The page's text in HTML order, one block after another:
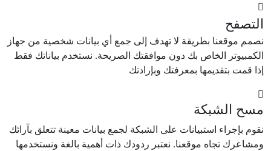
التصفح
نصمم موقعنا بطريقة لا تهدف إلى جمع أي بيانات شخصية من جهاز
الكمبيوتر الخاص بك دون موافقتك الصريحة. نستخدم بياناتك فقط
إذا قمت بتقديمها بمعرفتك وبإرادتك
مسح الشبكة
نقوم بإجراء استبيانات على الشبكة لجمع بيانات معينة تتعلق بآرائك
ومشاعرك تجاه موقعنا. نعتبر ردودك ذات أهمية بالغة ونستخدمها